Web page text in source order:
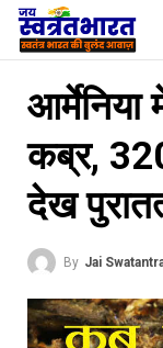
आर्मेनिया
कब्र,
देख
By Jai